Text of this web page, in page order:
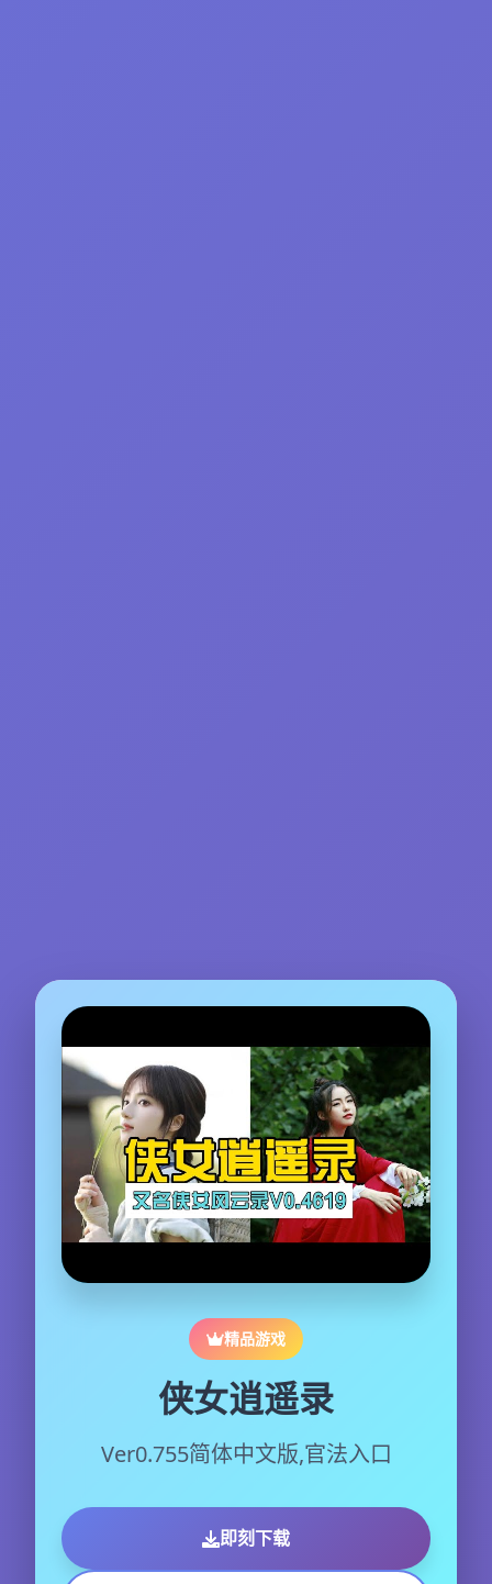
精品游戏
侠女逍遥录
Ver0.755简体中文版,官法入口
即刻下载